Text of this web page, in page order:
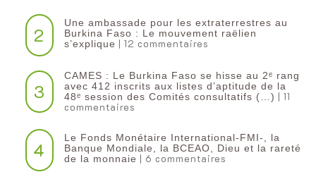
2
Une ambassade pour les extraterrestres au
Burkina Faso : Le mouvement raëlien
s’explique | 12 commentaires
3
CAMES : Le Burkina Faso se hisse au 2ᵉ rang
avec 412 inscrits aux listes d’aptitude de la
48ᵉ session des Comités consultatifs (…) | 11
commentaires
4
Le Fonds Monétaire International-FMI-, la
Banque Mondiale, la BCEAO, Dieu et la rareté
de la monnaie | 6 commentaires